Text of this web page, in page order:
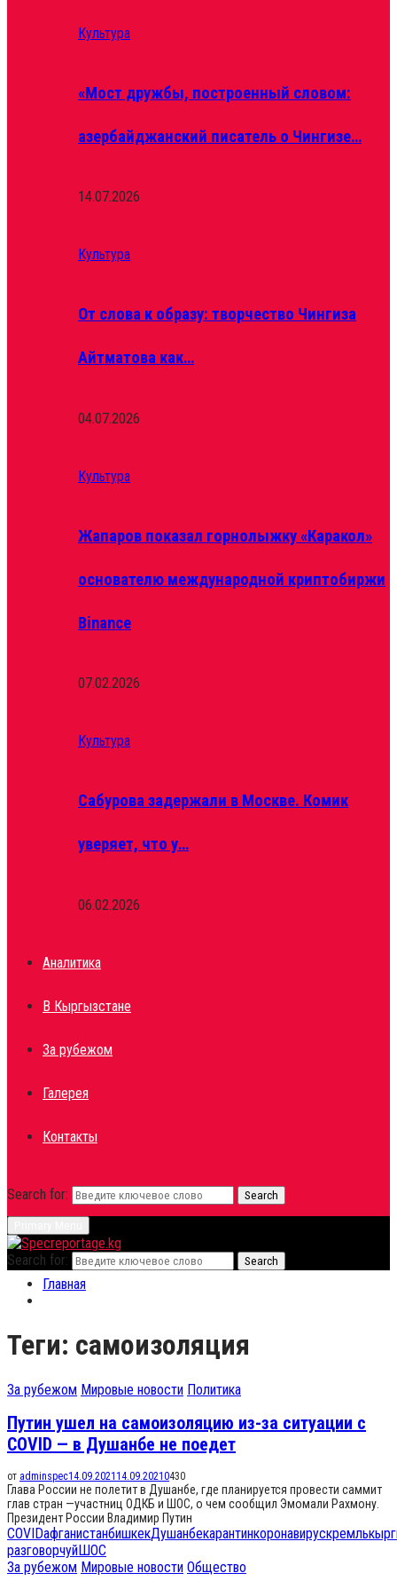
Культура
«Мост дружбы, построенный словом:
азербайджанский писатель о Чингизе…
14.07.2026
Культура
От слова к образу: творчество Чингиза
Айтматова как…
04.07.2026
Культура
Жапаров показал горнолыжку «Каракол»
основателю международной криптобиржи
Binance
07.02.2026
Культура
Сабурова задержали в Москве. Комик
уверяет, что у…
06.02.2026
Аналитика
В Кыргызстане
За рубежом
Галерея
Контакты
Search for: Search
Search for: Search
Главная
Теги: самоизоляция
За рубежом Мировые новости Политика
Путин ушел на самоизоляцию из-за ситуации с
COVID — в Душанбе не поедет
от adminspec14.09.2021 14.09.20210430
Глава России не полетит в Душанбе, где планируется провести саммит
глав стран —участниц ОДКБ и ШОС, о чем сообщил Эмомали Рахмону.
Президент России Владимир Путин
COVIDафганистанбишкекДушанбекарантинкоронавирускремль
разговорчуйШОС
За рубежом Мировые новости Общество